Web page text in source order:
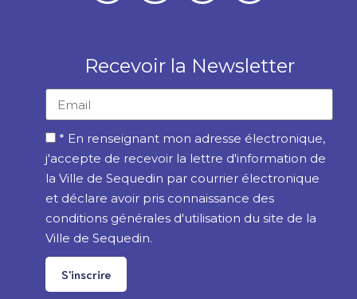
Recevoir la Newsletter
* En renseignant mon adresse électronique,
j'accepte de recevoir la lettre d'information de
la Ville de Sequedin par courrier électronique
et déclare avoir pris connaissance des
conditions générales d'utilisation du site de la
Ville de Sequedin.
S'inscrire